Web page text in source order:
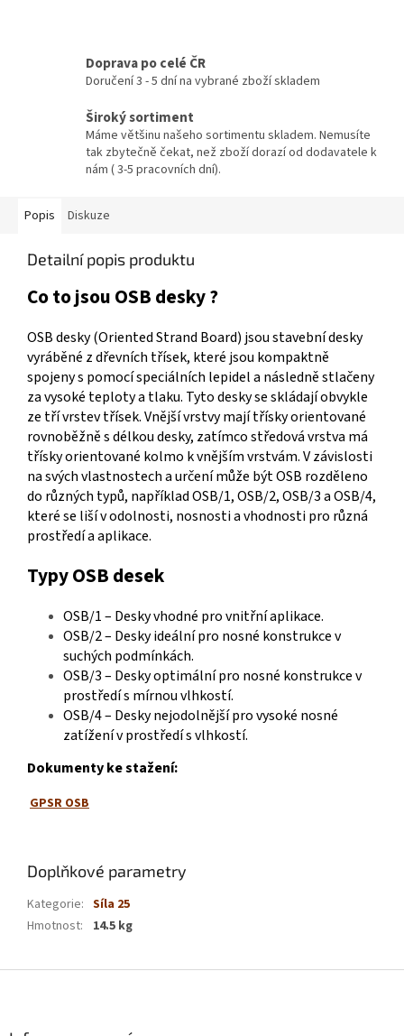
Doprava po celé ČR
Doručení 3 - 5 dní na vybrané zboží skladem
Široký sortiment
Máme většinu našeho sortimentu skladem. Nemusíte
tak zbytečně čekat, než zboží dorazí od dodavatele k
nám ( 3-5 pracovních dní).
Popis Diskuze
Detailní popis produktu
Co to jsou OSB desky ?
OSB desky (Oriented Strand Board) jsou stavební desky
vyráběné z dřevních třísek, které jsou kompaktně
spojeny s pomocí speciálních lepidel a následně stlačeny
za vysoké teploty a tlaku. Tyto desky se skládají obvykle
ze tří vrstev třísek. Vnější vrstvy mají třísky orientované
rovnoběžně s délkou desky, zatímco středová vrstva má
třísky orientované kolmo k vnějším vrstvám.V závislosti
na svých vlastnostech a určení může být OSB rozděleno
do různých typů, například OSB/1, OSB/2, OSB/3 a OSB/4,
které se liší v odolnosti, nosnosti a vhodnosti pro různá
prostředí a aplikace.
Typy OSB desek
OSB/1 – Desky vhodné pro vnitřní aplikace.
OSB/2 – Desky ideální pro nosné konstrukce v
suchých podmínkách.
OSB/3 – Desky optimální pro nosné konstrukce v
prostředí s mírnou vlhkostí.
OSB/4 – Desky nejodolnější pro vysoké nosné
zatížení v prostředí s vlhkostí.
Dokumenty ke stažení:
GPSR OSB
Doplňkové parametry
Kategorie: Síla 25
Hmotnost: 14.5 kg